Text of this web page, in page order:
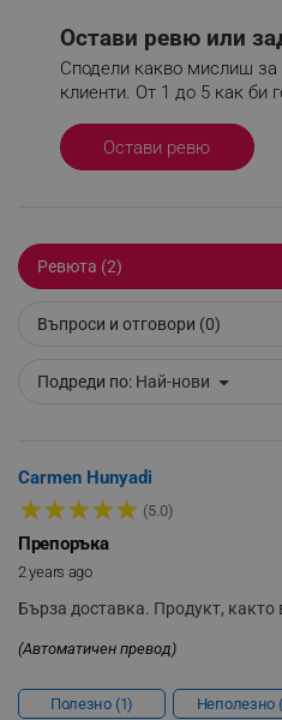
Остави ревю или
Сподели какво мислиш за
клиенти. От 1 до 5 как би
Остави ревю
Ревюта (2)
Въпроси и отговори (0)
Подреди по: Най-нови
Carmen Hunyadi
★★★★★ (5.0)
Препоръка
2 years ago
Бърза доставка. Продукт, както
(Автоматичен превод)
Полезно 1 Неполезно
_sgf_delayed_actions,
_sgf_rq
segmentifyExtension